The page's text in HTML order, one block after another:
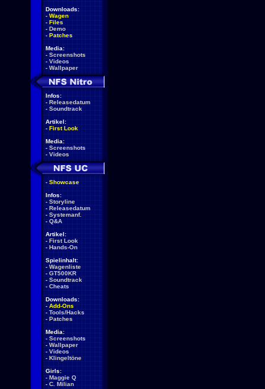
Downloads:
- Wagen
- Files
- Demo
- Patches
Media:
- Screenshots
- Videos
- Wallpaper
Infos:
- Releasedatum
- Soundtrack
Artikel:
- First Look
Media:
- Screenshots
- Videos
- Showcase
Infos:
- Storyline
- Releasedatum
- Systemanf.
- Q&A
Artikel:
- First Look
- Hands-On
Spielinhalt:
- Wagenliste
- GT500KR
- Soundtrack
- Cheats
Downloads:
- Add-Ons
- Tools/Hacks
- Patches
Media:
- Screenshots
- Wallpaper
- Videos
- Klingeltöne
Girls:
- Maggie Q
- C. Milian